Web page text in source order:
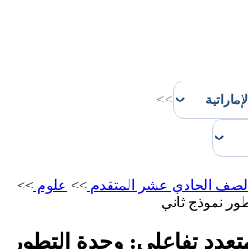
>>
الحادي عشر المتقدم >> علوم >>
نموذج ثاني
تفاعلي: وحدة التطور